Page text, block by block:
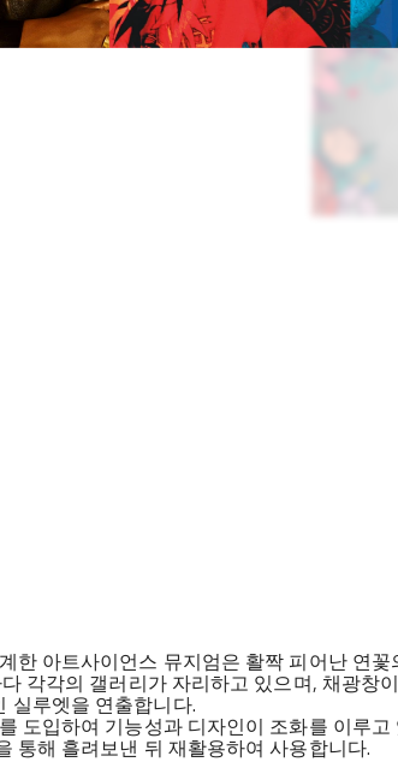
한 아트사이언스 뮤지엄은 활짝 피어난 연꽃
다 각각의 갤러리가 자리하고 있으며, 채광창
실루엣을 연출합니다.
도입하여 기능성과 디자인이 조화를 이루고
통해 흘려보낸 뒤 재활용하여 사용합니다.